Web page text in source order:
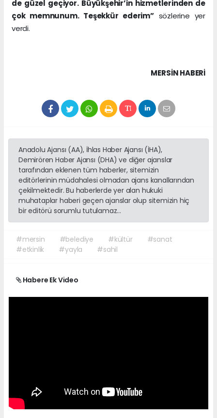
de güzel geçiyor. Büyükşehir’in hizmetlerinden de
çok memnunum. Teşekkür ederim”sözlerine yer
verdi.
MERSIN HABERİ
Anadolu Ajansı (AA), İhlas Haber Ajansı (İHA),
Demirören Haber Ajansı (DHA) ve diğer ajanslar
tarafından eklenen tüm haberler, sitemizin
editörlerinin müdahalesi olmadan ajans kanallarından
çekilmektedir. Bu haberlerde yer alan hukuki
muhataplar haberi geçen ajanslar olup sitemizin hiç
bir editörü sorumlu tutulamaz...
#mersin #belediye #kültür
#sanat
#etkinlik
#yayla #sahil
Habere Ek Video